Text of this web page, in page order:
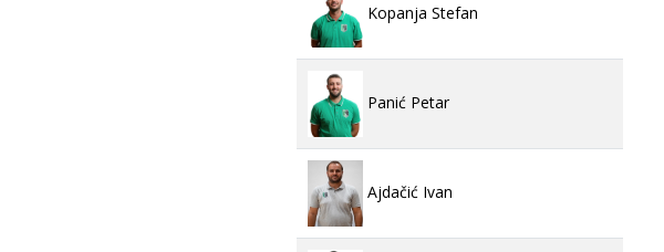
Kopanja Stefan
Panić Petar
Ajdačić Ivan